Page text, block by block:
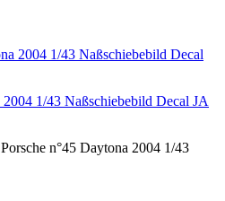
1/43 Naßschiebebild Decal JA
n°45 Daytona 2004 1/43